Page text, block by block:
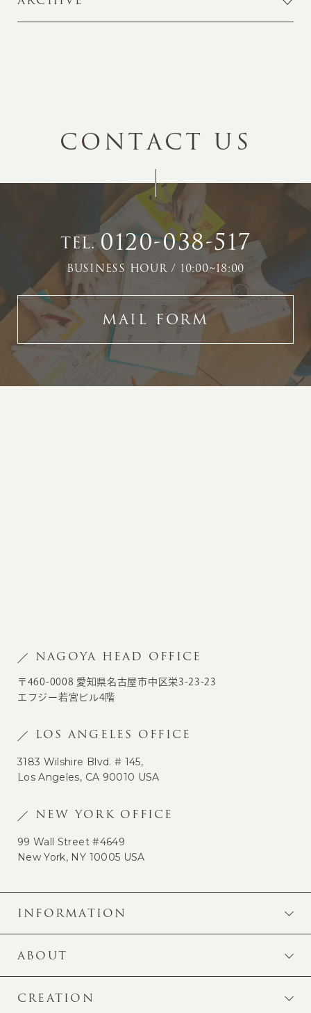
CONTACT US
TEL.0120-038-517
BUSINESS HOUR / 10:00~18:00
MAIL FORM
NAGOYA HEAD OFFICE
〒460-0008 愛知県名古屋市中区栄3-23-23
エフジー若宮ビル4階
LOS ANGELES OFFICE
3183 Wilshire Blvd. # 145,
Los Angeles, CA 90010 USA
NEW YORK OFFICE
99 Wall Street #4649
New York, NY 10005 USA
INFORMATION
ABOUT
CREATION